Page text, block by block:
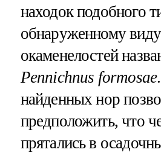
находок подобного
обнаруженному виду
окаменелостей
Pennichnus formosae
найденных нор
предположить, что
прятались в